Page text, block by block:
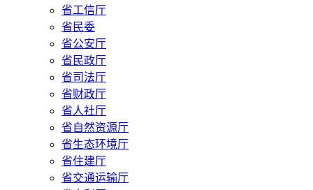
省工信厅
省民委
省公安厅
省民政厅
省司法厅
省财政厅
省人社厅
省自然资源厅
省生态环境厅
省住建厅
省交通运输厅